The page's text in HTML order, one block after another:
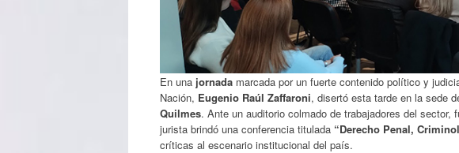
En una jornada marcada por un fuerte contenido político y
Nación, Eugenio Raúl Zaffaroni, disertó esta tarde en la sede
Quilmes. Ante un auditorio colmado de trabajadores del
jurista brindó una conferencia titulada “Derecho Penal,
críticas al escenario institucional del país.